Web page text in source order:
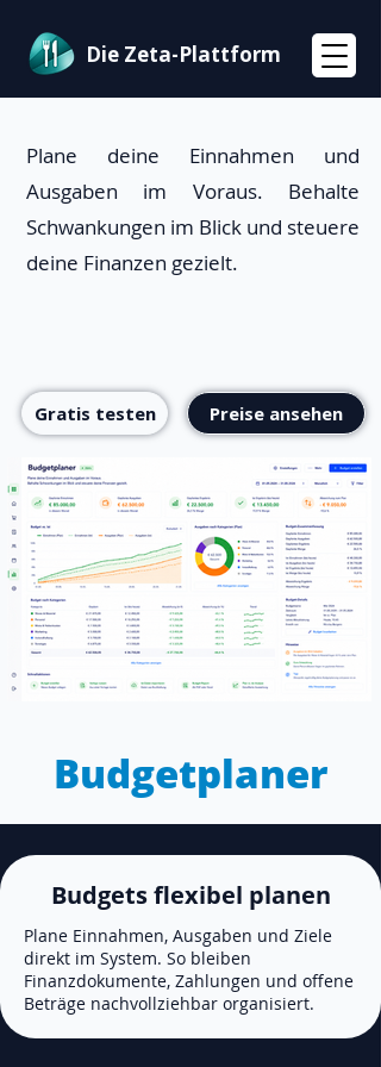
Die Zeta-Plattform
Plane deine Einnahmen und
Ausgaben im Voraus. Behalte
Schwankungen im Blick und steuere
deine Finanzen gezielt.
Gratis testen Preise ansehen
Budgetplaner
Budgets flexibel planen
Plane Einnahmen, Ausgaben und Ziele
direkt im System. So bleiben
Finanzdokumente, Zahlungen und offene
Beträge nachvollziehbar organisiert.